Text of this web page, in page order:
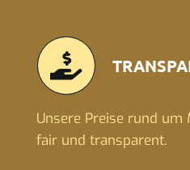
Unsere Preise rund um
fair und transparent.